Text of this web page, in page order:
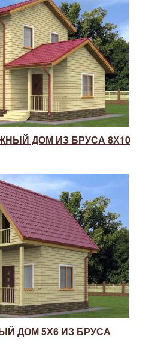
ДОМ ИЗ БРУСА 8Х10
ДОМ 5Х6 ИЗ БРУСА